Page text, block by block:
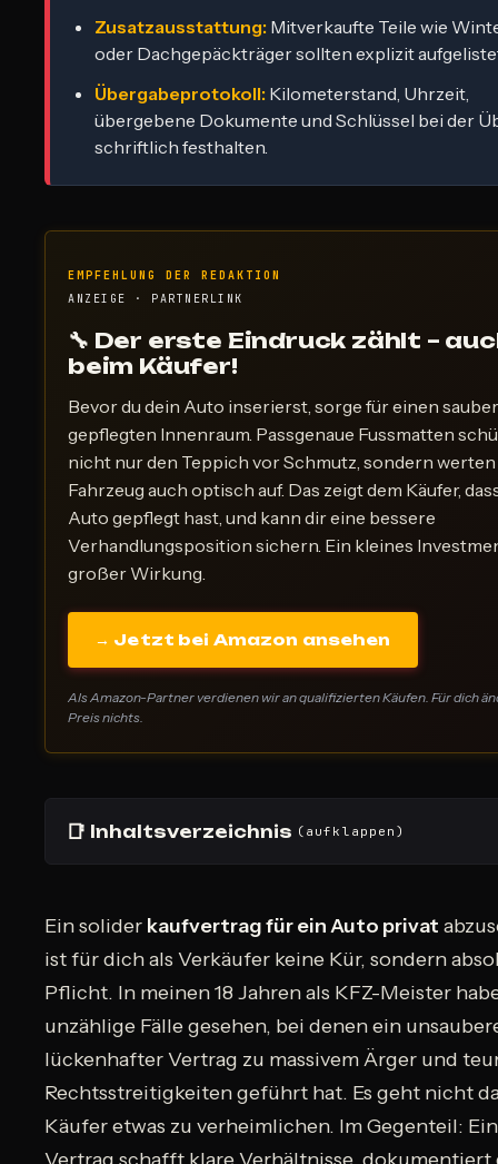
Zusatzausstattung: Mitverkaufte Teile wie
oder Dachgepäckträger sollten explizit
Übergabeprotokoll: Kilometerstand, Uhrzeit,
übergebene Dokumente und Schlüssel bei der
schriftlich festhalten.
EMPFEHLUNG DER REDAKTION
ANZEIGE · PARTNERLINK
🔧 Der erste Eindruck zählt –
beim Käufer!
Bevor du dein Auto inserierst, sorge für einen
gepflegten Innenraum. Passgenaue Fussmatten
nicht nur den Teppich vor Schmutz, sondern werten
Fahrzeug auch optisch auf. Das zeigt dem Käufer,
Auto gepflegt hast, und kann dir eine bessere
Verhandlungsposition sichern. Ein kleines
großer Wirkung.
→ Jetzt bei Amazon ansehen
Als Amazon-Partner verdienen wir an qualifizierten Käufen. Für dich
Preis nichts.
📑 Inhaltsverzeichnis (aufklappen)
Ein solider kaufvertrag für ein Auto privat
ist für dich als Verkäufer keine Kür, sondern
Pflicht. In meinen 18 Jahren als KFZ-Meister
unzählige Fälle gesehen, bei denen ein
lückenhafter Vertrag zu massivem Ärger und
Rechtsstreitigkeiten geführt hat. Es geht nicht
Käufer etwas zu verheimlichen. Im Gegenteil: